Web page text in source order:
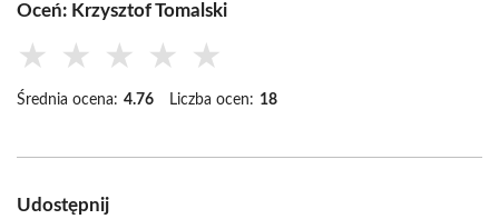
Oceń: Krzysztof Tomalski
★ ★ ★ ★ ★
Średnia ocena: 4.76 Liczba ocen: 18
Udostępnij